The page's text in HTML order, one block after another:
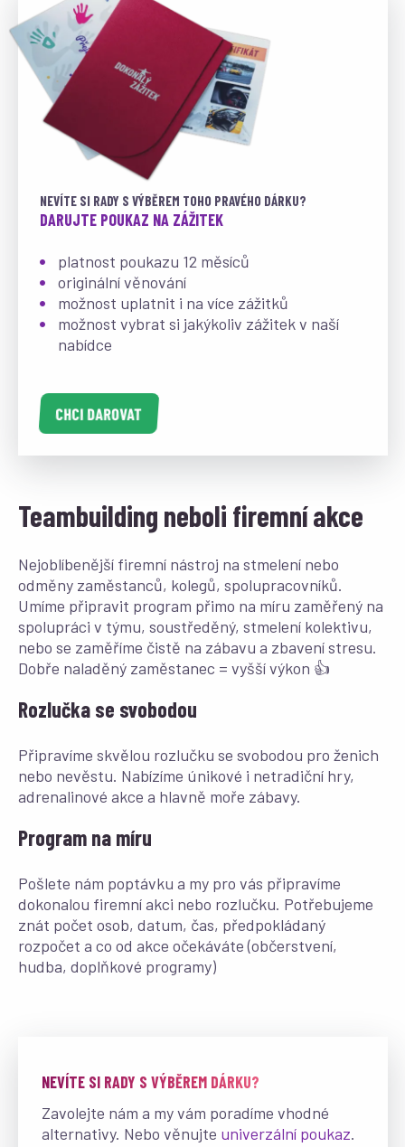
NEVÍTE SI RADY S VÝBĚREM TOHO PRAVÉHO DÁRKU?
DARUJTE POUKAZ NA ZÁŽITEK
platnost poukazu 12 měsíců
originální věnování
možnost uplatnit i na více zážitků
možnost vybrat si jakýkoliv zážitek v naší
nabídce
CHCI DAROVAT
Teambuilding neboli firemní akce
Nejoblíbenější firemní nástroj na stmelení nebo
odměny zaměstanců, kolegů, spolupracovníků.
Umíme připravit program přimo na míru zaměřený na
spolupráci v týmu, soustředěný, stmelení kolektivu,
nebo se zaměříme čistě na zábavu a zbavení stresu.
Dobře naladěný zaměstanec = vyšší výkon 👍
Rozlučka se svobodou
Připravíme skvělou rozlučku se svobodou pro ženich
nebo nevěstu. Nabízíme únikové i netradiční hry,
adrenalinové akce a hlavně moře zábavy.
Program na míru
Pošlete nám poptávku a my pro vás připravíme
dokonalou firemní akci nebo rozlučku. Potřebujeme
znát počet osob, datum, čas, předpokládaný
rozpočet a co od akce očekáváte (občerstvení,
hudba, doplňkové programy)
NEVÍTE SI RADY S VÝBĚREM DÁRKU?
Zavolejte nám a my vám poradíme vhodné
alternativy. Nebo věnujte univerzální poukaz.